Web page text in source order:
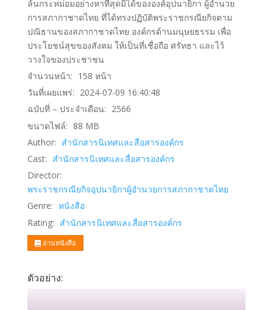
ล้นกระหม่อมอย่างหาที่สุดมิได้ขององค์อุปนายิกา ผู้อำนวย
การสภากาชาดไทย ที่ได้ทรงปฏิบัติพระราชกรณียกิจตาม
ปณิธานของสภากาชาดไทย องค์กรด้านมนุษยธรรม เพื่อ
ประโยชน์สุขของสังคม ให้เป็นที่เชื่อถือ ศรัทธา และไว้
วางใจของประชาชน
จำนวนหน้า: 158 หน้า
วันที่เผยแพร่: 2024-07-09 16:40:48
ฉบับที่ – ประจำเดือน: 2566
ขนาดไฟล์: 88 MB
Author: สำนักสารนิเทศและสื่อสารองค์กร
Cast: สำนักสารนิเทศและสื่อสารองค์กร
Director:
พระราชกรณียกิจอุปนายิกาผู้อำนวยการสภากาชาดไทย
Genre: หนังสือ
Rating: สำนักสารนิเทศและสื่อสารองค์กร
อ่านหนังสือ
ตัวอย่าง: